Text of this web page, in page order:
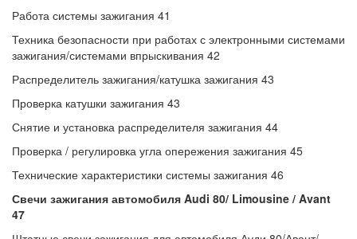
Работа системы зажигания 41
Техника безопасности при работах с электронными системами
зажигания/системами впрыскивания 42
Распределитель зажигания/катушка зажигания 43
Проверка катушки зажигания 43
Снятие и установка распределителя зажигания 44
Проверка / регулировка угла опережения зажигания 45
Технические характеристики системы зажигания 46
Свечи зажигания автомобиля Audi 80/ Limousine / Avant
47